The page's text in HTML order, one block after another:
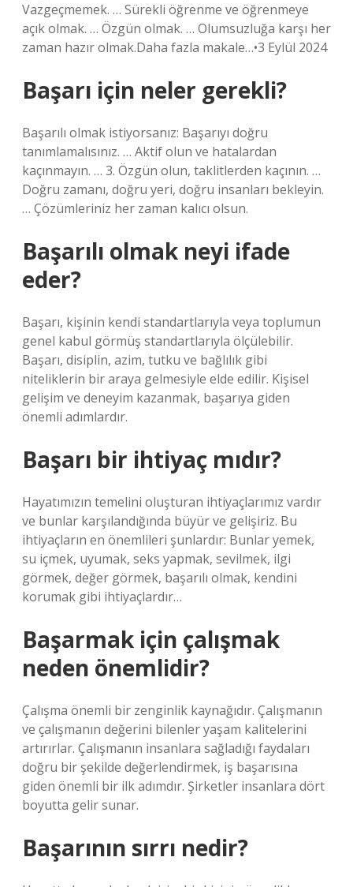
Vazgeçmemek. … Sürekli öğrenme ve öğrenmeye
açık olmak. … Özgün olmak. … Olumsuzluğa karşı her
zaman hazır olmak.Daha fazla makale…•3 Eylül 2024
Başarı için neler gerekli?
Başarılı olmak istiyorsanız: Başarıyı doğru
tanımlamalısınız. … Aktif olun ve hatalardan
kaçınmayın. … 3. Özgün olun, taklitlerden kaçının. …
Doğru zamanı, doğru yeri, doğru insanları bekleyin.
… Çözümleriniz her zaman kalıcı olsun.
Başarılı olmak neyi ifade
eder?
Başarı, kişinin kendi standartlarıyla veya toplumun
genel kabul görmüş standartlarıyla ölçülebilir.
Başarı, disiplin, azim, tutku ve bağlılık gibi
niteliklerin bir araya gelmesiyle elde edilir. Kişisel
gelişim ve deneyim kazanmak, başarıya giden
önemli adımlardır.
Başarı bir ihtiyaç mıdır?
Hayatımızın temelini oluşturan ihtiyaçlarımız vardır
ve bunlar karşılandığında büyür ve gelişiriz. Bu
ihtiyaçların en önemlileri şunlardır: Bunlar yemek,
su içmek, uyumak, seks yapmak, sevilmek, ilgi
görmek, değer görmek, başarılı olmak, kendini
korumak gibi ihtiyaçlardır…
Başarmak için çalışmak
neden önemlidir?
Çalışma önemli bir zenginlik kaynağıdır. Çalışmanın
ve çalışmanın değerini bilenler yaşam kalitelerini
artırırlar. Çalışmanın insanlara sağladığı faydaları
doğru bir şekilde değerlendirmek, iş başarısına
giden önemli bir ilk adımdır. Şirketler insanlara dört
boyutta gelir sunar.
Başarının sırrı nedir?